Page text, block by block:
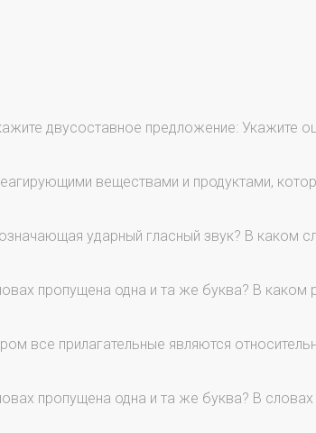
двусоставное предложение: Укажите
веществами и продуктами,
ударный гласный звук? В каком
пропущена одна и та же буква? В каком
все прилагательные являются
пропущена одна и та же буква? В